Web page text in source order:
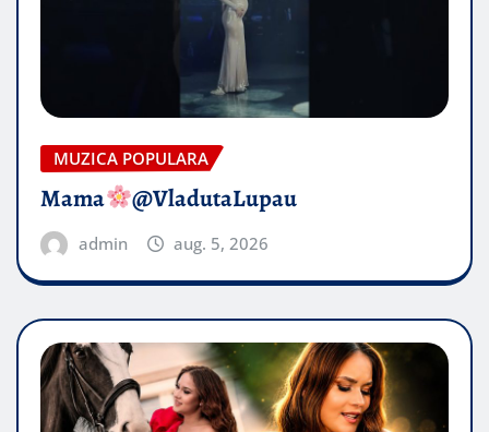
MUZICA POPULARA
Mama @VladutaLupau
admin aug. 5, 2026